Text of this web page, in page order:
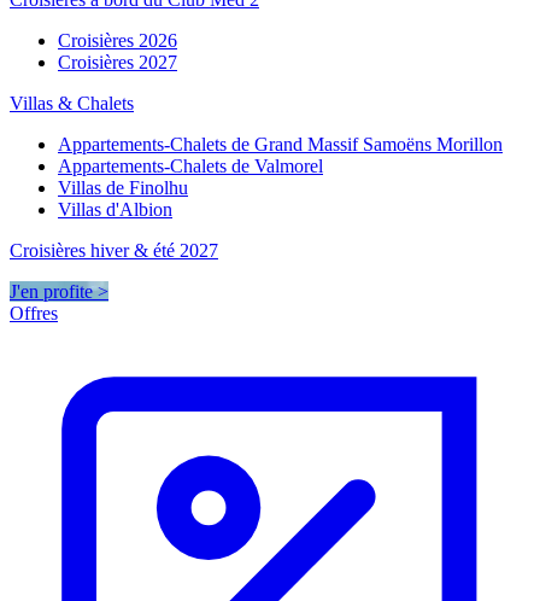
Croisières 2026
Croisières 2027
Villas & Chalets
Appartements-Chalets de Grand Massif Samoëns Morillon
Appartements-Chalets de Valmorel
Villas de Finolhu
Villas d'Albion
Croisières hiver & été 2027
J'en profite >
Offres